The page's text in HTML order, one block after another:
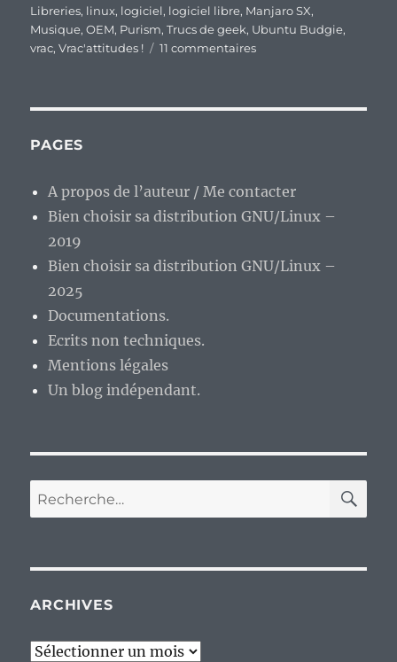
Libreries, linux, logiciel, logiciel libre, Manjaro SX,
Musique,OEM, Purism,Trucs de geek, Ubuntu Budgie,
vrac,Vrac'attitudes ! 11 commentairessur
PAGES
A propos de l’auteur / Me contacter
Bien choisir sa distribution GNU/Linux –
2019
Bien choisir sa distribution GNU/Linux –
2025
Documentations.
Ecrits non techniques.
Mentions légales
Un blog indépendant.
Recherche
pour :
ARCHIVES
Archives